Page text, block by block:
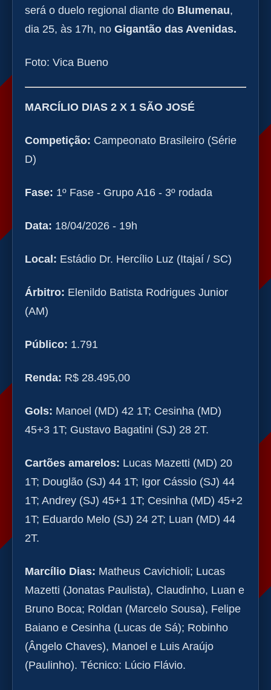
será o duelo regional diante do Blumenau,
dia 25, às 17h, no Gigantão das Avenidas.
Foto: Vica Bueno
MARCÍLIO DIAS 2 X 1 SÃO JOSÉ
Competição: Campeonato Brasileiro (Série
D)
Fase: 1º Fase - Grupo A16 - 3º rodada
Data: 18/04/2026 - 19h
Local: Estádio Dr. Hercílio Luz (Itajaí / SC)
Árbitro: Elenildo Batista Rodrigues Junior
(AM)
Público: 1.791
Renda: R$ 28.495,00
Gols: Manoel (MD) 42 1T; Cesinha (MD)
45+3 1T; Gustavo Bagatini (SJ) 28 2T.
Cartões amarelos: Lucas Mazetti (MD) 20
1T; Douglão (SJ) 44 1T; Igor Cássio (SJ) 44
1T; Andrey (SJ) 45+1 1T; Cesinha (MD) 45+2
1T; Eduardo Melo (SJ) 24 2T; Luan (MD) 44
2T.
Marcílio Dias: Matheus Cavichioli; Lucas
Mazetti (Jonatas Paulista), Claudinho, Luan e
Bruno Boca; Roldan (Marcelo Sousa), Felipe
Baiano e Cesinha (Lucas de Sá); Robinho
(Ângelo Chaves), Manoel e Luis Araújo
(Paulinho). Técnico: Lúcio Flávio.